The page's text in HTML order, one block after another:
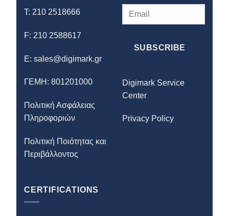
T: 210 2518666
F: 210 2588617
E: sales@digimark.gr
ΓΕΜΗ: 801201000
Πολιτική Ασφάλειας
Πληροφοριών
Πολιτική Ποιότητας και
Περιβάλλοντος
SUBSCRIBE
Digimark Service
Center
Privacy Policy
CERTIFICATIONS